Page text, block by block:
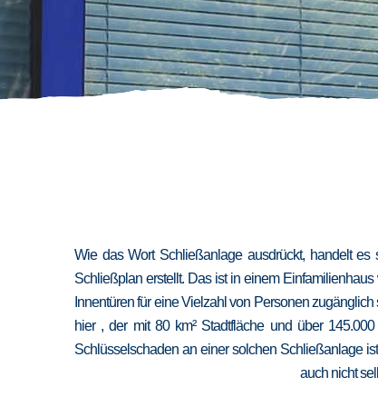
Wie das Wort Schließanlage ausdrückt, handelt
Schließplan erstellt. Das ist in einem
Innentüren für eine Vielzahl von Personen
hier , der mit 80 km² Stadtfläche und über
Schlüsselschaden an einer solchen Schließanlage
auch nicht